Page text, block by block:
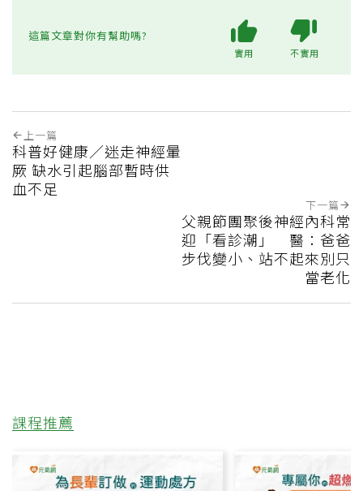
這篇文章對你有幫助嗎?
實用 不實用
上一篇
科普好健康／迷走神經暈
厥 缺水引起腦部暫時供
血不足
下一篇
父親節團聚後神經內科常
迎「看診潮」 醫：爸爸
步伐變小、站不起來別只
當老化
課程推薦